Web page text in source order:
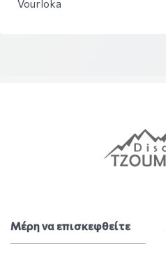
Μέρη να επισκεφθείτε